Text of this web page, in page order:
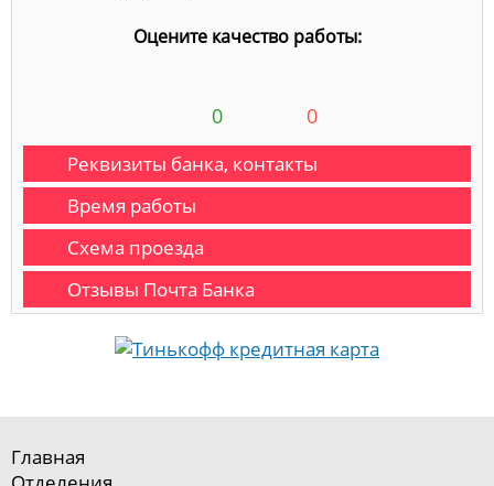
Оцените качество работы:
0 0
Реквизиты банка, контакты
Время работы
Схема проезда
Отзывы Почта Банка
Главная